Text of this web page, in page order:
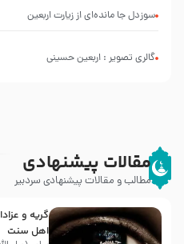
سوزدل جا مانده‌ای از زیارت اربعین
گالری تصویر : اربعین حسینی
مقالات پیشنهادی
مطالب و مقالات پیشنهادی سردبیر
گریه و
اهل سنت